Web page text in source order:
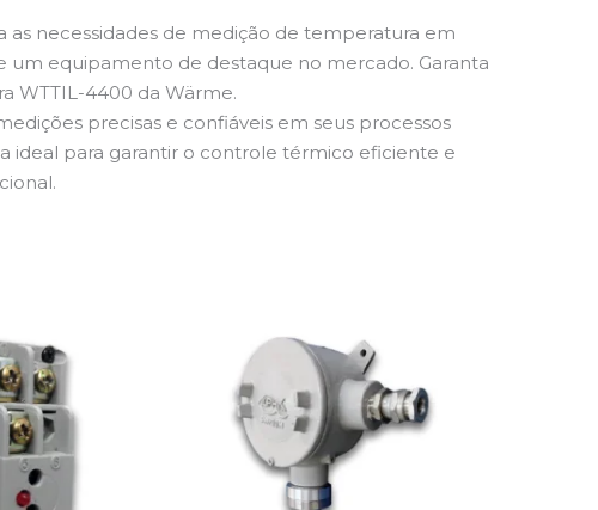
as necessidades de medição de temperatura em
um equipamento de destaque no mercado. Garanta
WTTIL-4400 da Wärme.
precisas e confiáveis em seus processos
ideal para garantir o controle térmico eficiente e